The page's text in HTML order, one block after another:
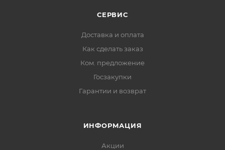
СЕРВИС
Доставка и оплата
Как сделать заказ
Ком. предложение
Госзакупки
Гарантии и возврат
ИНФОРМАЦИЯ
Акции